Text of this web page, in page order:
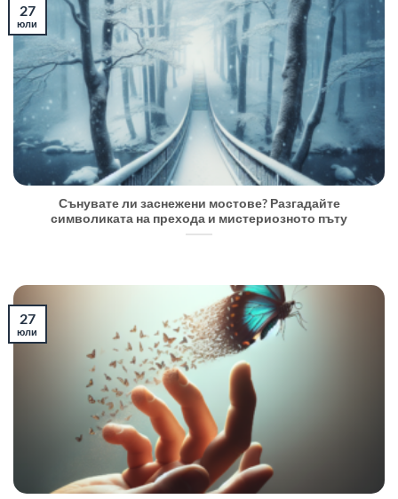
Сънувате ли заснежени мостове? Разгадайте
символиката на прехода и мистериозното пъту
27
юли
27
юли